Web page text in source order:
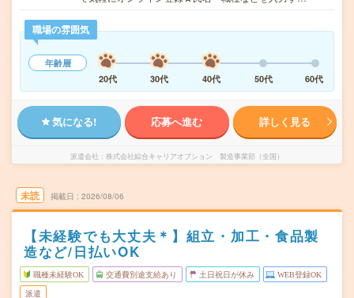
職場の雰囲気
年齢層
20代
30代 40代 50代 60代
気になる! 応募へ進む 詳しく見る
派遣会社 株式会社綜合キャリアオプション 製造事業部（全国）
未読 掲載日 2026/08/06
【未経験でも大丈夫＊】組立・加工・食品製
造など/日払いOK
職種未経験OK 交通費別途支給あり 土日祝日が休み WEB登録OK
派遣